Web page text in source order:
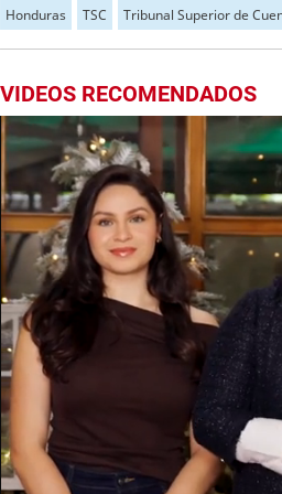
Honduras TSC Tribunal Superior de
VIDEOS RECOMENDADOS